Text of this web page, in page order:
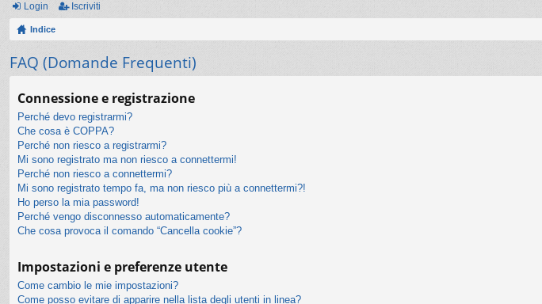
Login Iscriviti
Indice
FAQ (Domande Frequenti)
Connessione e registrazione
Perché devo registrarmi?
Che cosa è COPPA?
Perché non riesco a registrarmi?
Mi sono registrato ma non riesco a connettermi!
Perché non riesco a connettermi?
Mi sono registrato tempo fa, ma non riesco più a connettermi?!
Ho perso la mia password!
Perché vengo disconnesso automaticamente?
Che cosa provoca il comando “Cancella cookie”?
Impostazioni e preferenze utente
Come cambio le mie impostazioni?
Come posso evitare di apparire nella lista degli utenti in linea?